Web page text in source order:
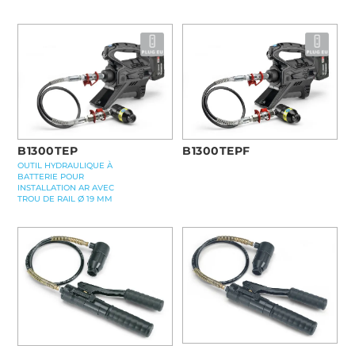
B1300TEP
OUTIL HYDRAULIQUE À
BATTERIE POUR
INSTALLATION AR AVEC
TROU DE RAIL Ø 19 MM
B1300TEPF